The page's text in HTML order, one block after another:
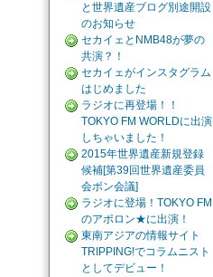
と世界遺産ブログ別途開設
のお知らせ
セカイェとNMB48が夢の
共演？！
セカイェがインスタグラム
はじめました
ラジオに再登場！！
TOKYO FM WORLDに出演
しちゃいました！
2015年世界遺産新規登録
候補[第39回世界遺産委員
会ボン会議]
ラジオに登場！TOKYO FM
のアポロン★に出演！
東南アジアの情報サイト
TRIPPING!でコラムニスト
としてデビュー！